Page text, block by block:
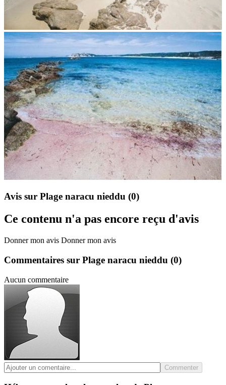
Avis sur Plage naracu nieddu (0)
Ce contenu n'a pas encore reçu d'avis
Donner mon avis Donner mon avis
Commentaires sur Plage naracu nieddu (0)
Aucun commentaire
Commenter